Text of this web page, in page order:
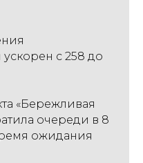
с 258 до
«Бережливая
очереди в 8
ожидания